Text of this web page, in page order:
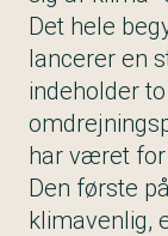
Det hele
lancerer en
indeholder
har været for
Den første
klimavenlig,